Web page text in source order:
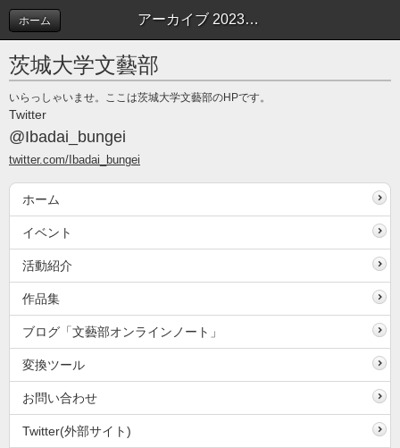
アーカイブ 2023年03月 | 文藝部オンラインノート
ホーム
茨城大学文藝部
いらっしゃいませ。ここは茨城大学文藝部のHPです。
Twitter
@Ibadai_bungei
twitter.com/Ibadai_bungei
ホーム
イベント
活動紹介
作品集
ブログ「文藝部オンラインノート」
変換ツール
お問い合わせ
Twitter(外部サイト)